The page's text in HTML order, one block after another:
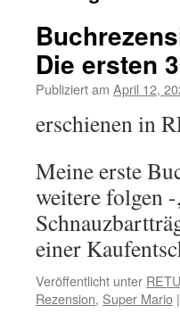
Die ersten
Publiziert am April 12,
erschienen in
Meine erste
weitere folgen
einer
Veröffentlicht unter
Rezension, Super Mario |